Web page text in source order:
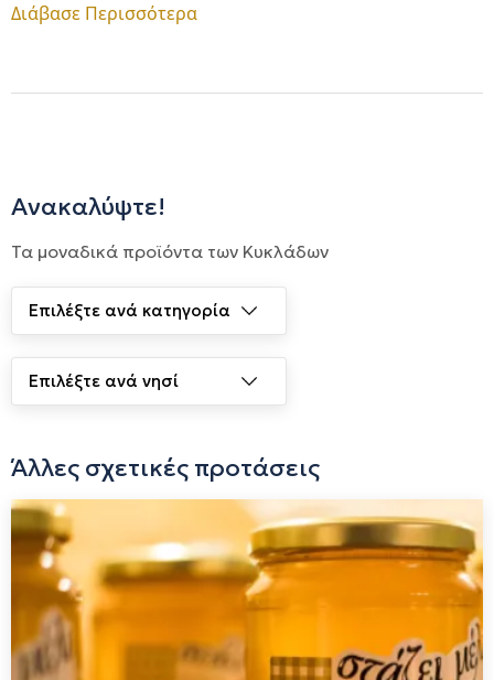
Διάβασε Περισσότερα
Ανακαλύψτε!
Τα μοναδικά προϊόντα των Κυκλάδων
Άλλες σχετικές προτάσεις